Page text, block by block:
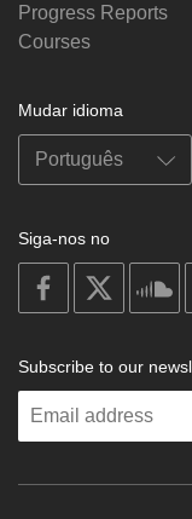
Progress Reports
Courses
Mudar idioma
Siga-nos no
on
facebook
on
on
Subscribe to our
Enter